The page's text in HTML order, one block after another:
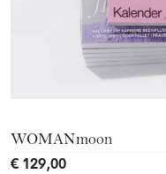
WOMANmoon
€ 129,00